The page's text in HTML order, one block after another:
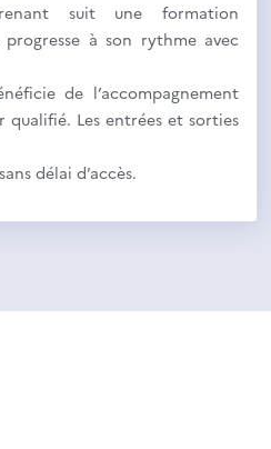
suit une formation
progresse à son rythme avec
de l’accompagnement
qualifié. Les entrées et sorties
délai d’accès.